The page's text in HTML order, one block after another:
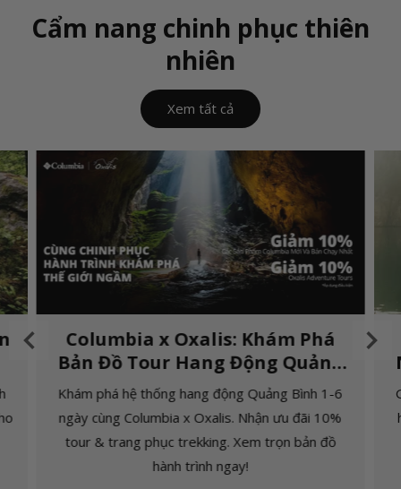
Cẩm nang chinh phục thiên
nhiên
Xem tất cả
Details
Columbia x Oxalis: Khám Phá
Bản Đồ Tour Hang Động Quảng
Bình 1-6 Ngày
Khám phá hệ thống hang động Quảng Bình 1-6
ngày cùng Columbia x Oxalis. Nhận ưu đãi 10%
tour & trang phục trekking. Xem trọn bản đồ
hành trình ngay!